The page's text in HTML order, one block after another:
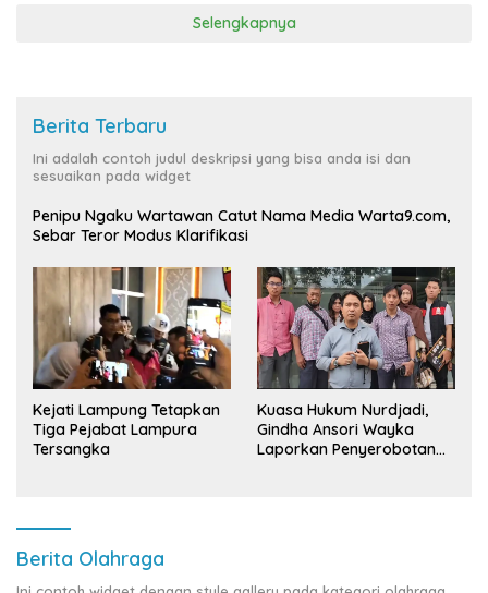
Selengkapnya
Berita Terbaru
Ini adalah contoh judul deskripsi yang bisa anda isi dan
sesuaikan pada widget
Penipu Ngaku Wartawan Catut Nama Media Warta9.com,
Sebar Teror Modus Klarifikasi
Kejati Lampung Tetapkan
Tiga Pejabat Lampura
Tersangka
Kuasa Hukum Nurdjadi,
Gindha Ansori Wayka
Laporkan Penyerobotan
Berita Olahraga